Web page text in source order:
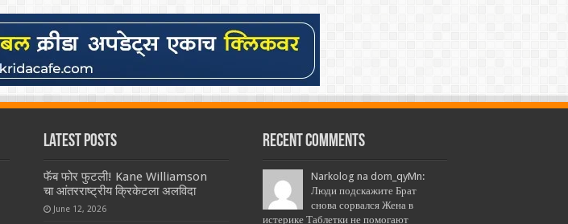
Latest Posts
फॅब फोर फुटली! Kane Williamson
चा आंतरराष्ट्रीय क्रिकेटला अलविदा
June 12, 2026
Recent Comments
Narkolog na dom_qyMn:
Люди подскажите Брат
снова сорвался Жена в
истерике Таблетки не помогают